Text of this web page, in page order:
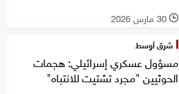
l 30 مارس 2026
شرق أوسط
مسؤول عسكري إسرائيلي: هجمات
الحوثيين "مجرد تشتيت للانتباه"